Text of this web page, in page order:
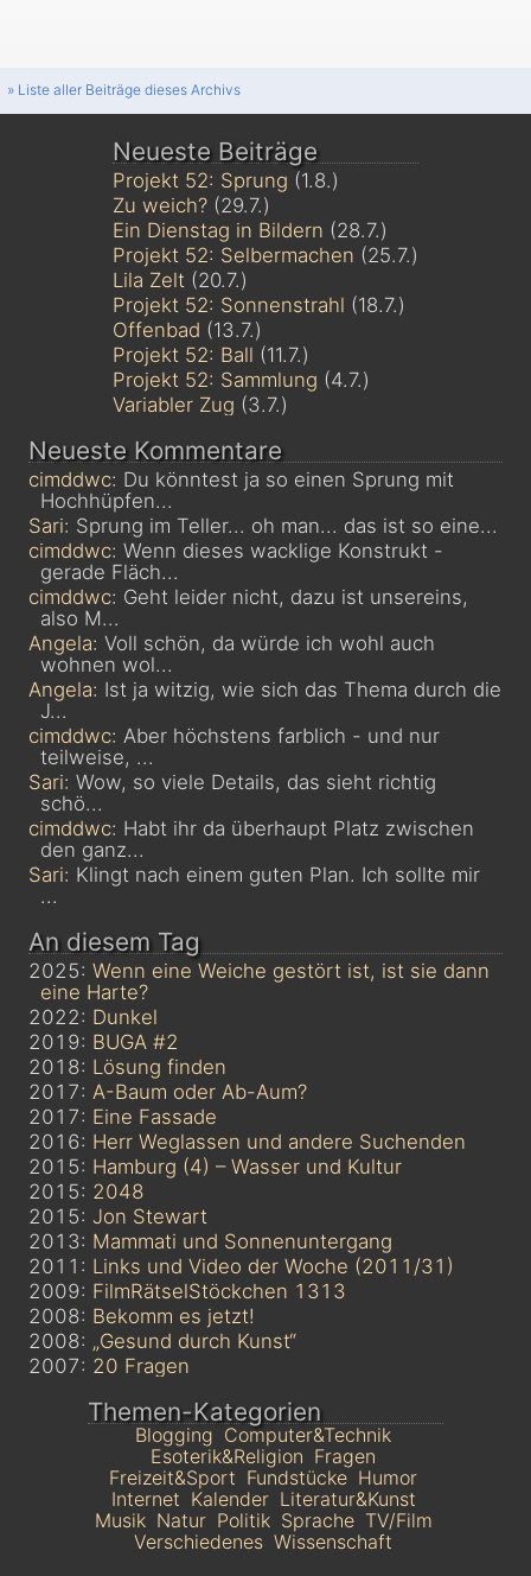
» Liste aller Beiträge dieses Archivs
Neueste Beiträge
Projekt 52: Sprung (1.8.)
Zu weich? (29.7.)
Ein Dienstag in Bildern (28.7.)
Projekt 52: Selbermachen (25.7.)
Lila Zelt (20.7.)
Projekt 52: Sonnenstrahl (18.7.)
Offenbad (13.7.)
Projekt 52: Ball (11.7.)
Projekt 52: Sammlung (4.7.)
Variabler Zug (3.7.)
Neueste Kommentare
cimddwc: Du könntest ja so einen Sprung mit
Hochhüpfen...
Sari: Sprung im Teller... oh man... das ist so eine...
cimddwc: Wenn dieses wacklige Konstrukt -
gerade Fläch...
cimddwc: Geht leider nicht, dazu ist unsereins,
also M...
Angela: Voll schön, da würde ich wohl auch
wohnen wol...
Angela: Ist ja witzig, wie sich das Thema durch die
J...
cimddwc: Aber höchstens farblich - und nur
teilweise, ...
Sari: Wow, so viele Details, das sieht richtig
schö...
cimddwc: Habt ihr da überhaupt Platz zwischen
den ganz...
Sari: Klingt nach einem guten Plan. Ich sollte mir
...
An diesem Tag
2025: Wenn eine Weiche gestört ist, ist sie dann
eine Harte?
2022: Dunkel
2019: BUGA #2
2018: Lösung finden
2017: A-Baum oder Ab-Aum?
2017: Eine Fassade
2016: Herr Weglassen und andere Suchenden
2015: Hamburg (4) – Wasser und Kultur
2015: 2048
2015: Jon Stewart
2013: Mammati und Sonnenuntergang
2011: Links und Video der Woche (2011/31)
2009: FilmRätselStöckchen 1313
2008: Bekomm es jetzt!
2008: „Gesund durch Kunst“
2007: 20 Fragen
Themen-Kategorien
Blogging Computer&Technik
Esoterik&Religion Fragen
Freizeit&Sport Fundstücke Humor
Internet Kalender Literatur&Kunst
Musik Natur Politik Sprache TV/Film
Verschiedenes Wissenschaft